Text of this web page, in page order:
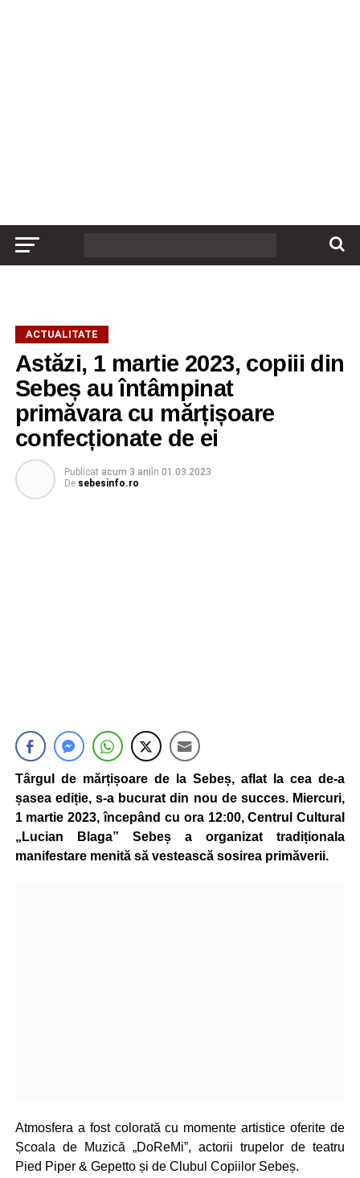
ACTUALITATE
Astăzi, 1 martie 2023, copiii din
Sebeș au întâmpinat
primăvara cu mărțișoare
confecționate de ei
Publicat acum 3 aniîn 01.03.2023
De sebesinfo.ro
Târgul de mărțișoare de la Sebeș, aflat la cea de-a
șasea ediție, s-a bucurat din nou de succes. Miercuri,
1 martie 2023, începând cu ora 12:00, Centrul Cultural
„Lucian Blaga” Sebeș a organizat tradiționala
manifestare menită să vestească sosirea primăverii.
Atmosfera a fost colorată cu momente artistice oferite de
Școala de Muzică „DoReMi”, actorii trupelor de teatru
Pied Piper & Gepetto și de Clubul Copiilor Sebeș.